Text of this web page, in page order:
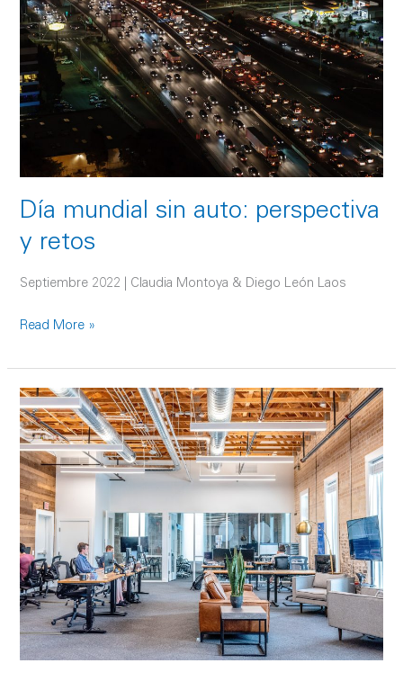
Día mundial sin auto: perspectiva
y retos
Septiembre 2022 | Claudia Montoya & Diego León Laos
auto:
perspectiva
y
retos
Read More »
Reutilización
adaptativa,
una
tendencia
inmobiliaria
postpandemia